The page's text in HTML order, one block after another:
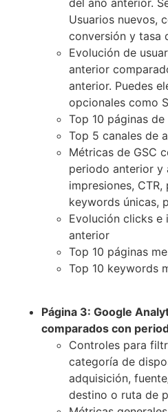
del año anterior.
Usuarios nuevos,
conversión y tasa
Evolución de
anterior
anterior. Puedes
opcionales como
Top 10 páginas
Top 5 canales de
Métricas de GSC
periodo anterior y
impresiones,
keywords únicas,
Evolución clicks e
anterior
Top 10 páginas
Top 10 keywords
Página 3: Google
comparados con
Controles para
categoría de
adquisición,
destino o ruta de